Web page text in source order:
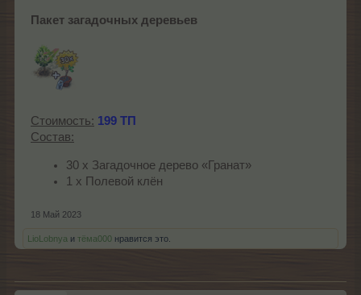
Пакет загадочных деревьев
Стоимость: 199 ТП
Состав:
30 х Загадочное дерево «Гранат»
1 х Полевой клён
18 Май 2023
LioLobnya и тёма000 нравится это.